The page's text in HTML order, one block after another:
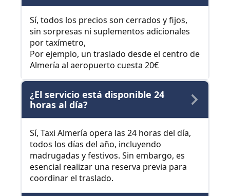
Sí, todos los precios son cerrados y fijos,
sin sorpresas ni suplementos adicionales
por taxímetro,
Por ejemplo, un traslado desde el centro de
Almería al aeropuerto cuesta 20€
¿El servicio está disponible 24
horas al día?
Sí, Taxi Almería opera las 24 horas del día,
todos los días del año, incluyendo
madrugadas y festivos. Sin embargo, es
esencial realizar una reserva previa para
coordinar el traslado.